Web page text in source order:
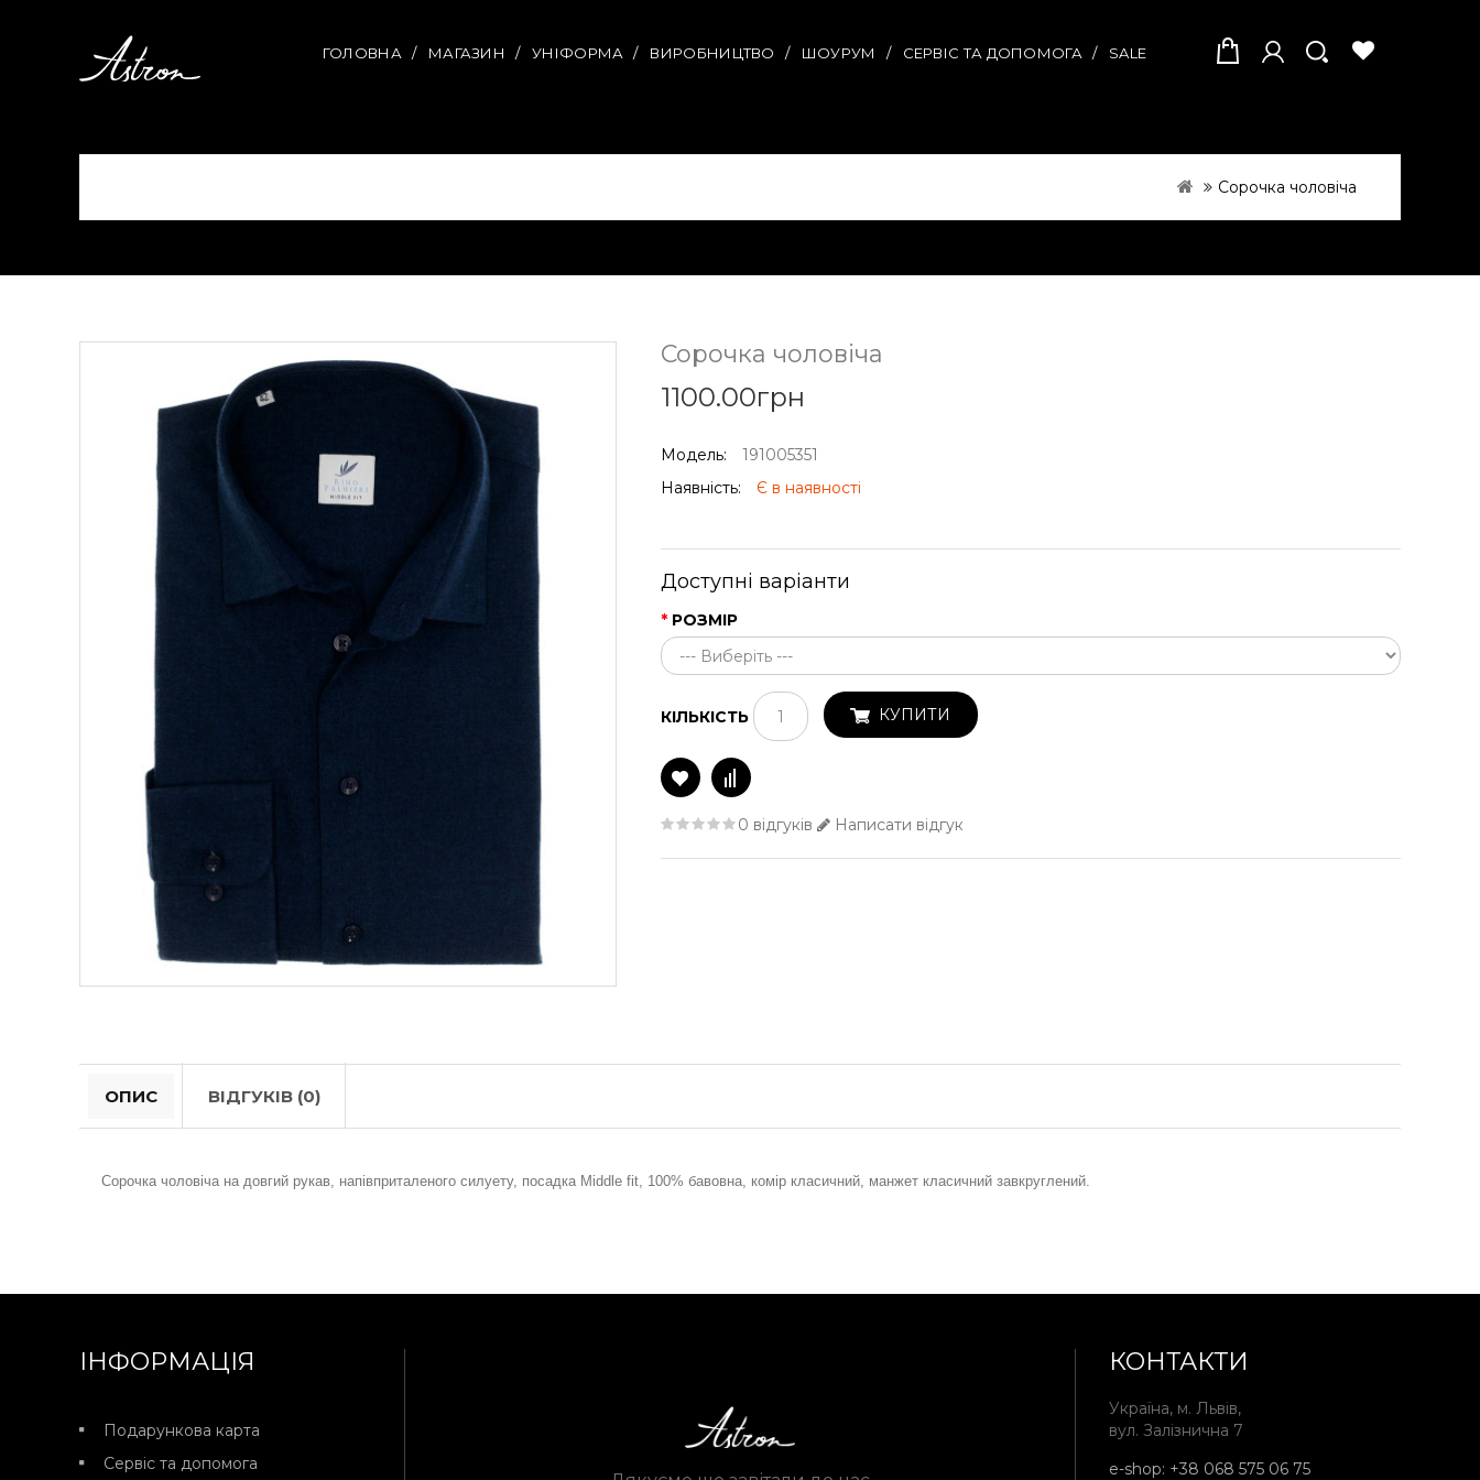
ГОЛОВНА МАГАЗИН УНІФОРМА ВИРОБНИЦТВО ШОУРУМ СЕРВІС ТА ДОПОМОГА SALE
Сорочка чоловіча
Сорочка чоловіча
1100.00грн
Модель:
191005351
Наявність:
Є в наявності
Доступні варіанти
РОЗМІР
КІЛЬКІСТЬ КУПИТИ
0 відгуків Написати відгук
ОПИС ВІДГУКІВ (0)
Сорочка чоловіча на довгий рукав, напівприталеного силуету, посадка Middle fit, 100% бавовна, комір класичний манжет класичний завкруглений.
ІНФОРМАЦІЯ
Подарункова карта
Сервіс та допомога
КОНТАКТИ
Україна, м. Львів,
вул. Залізнична 7
e-shop: +38 068 575 06 75